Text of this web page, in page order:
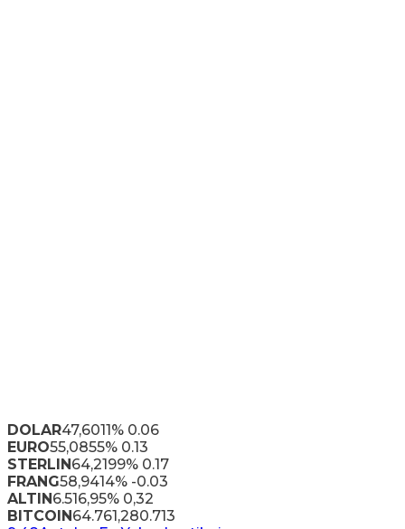
DOLAR47,6011% 0.06
EURO55,0855% 0.13
STERLIN64,2199% 0.17
FRANG58,9414% -0.03
ALTIN6.516,95% 0,32
BITCOIN64.761,280.713